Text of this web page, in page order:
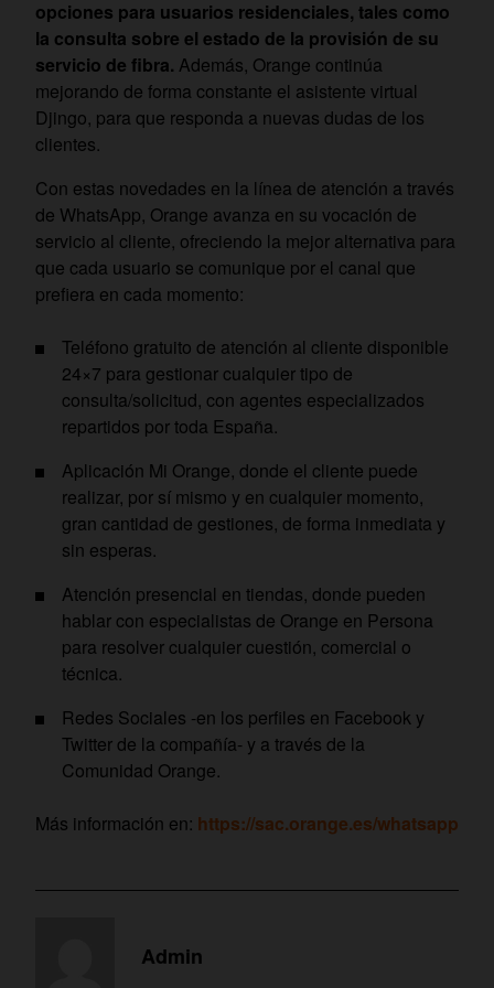
opciones para usuarios residenciales, tales como
la consulta sobre el estado de la provisión de su
servicio de fibra. Además, Orange continúa
mejorando de forma constante el asistente virtual
Djingo, para que responda a nuevas dudas de los
clientes.
Con estas novedades en la línea de atención a través
de WhatsApp, Orange avanza en su vocación de
servicio al cliente, ofreciendo la mejor alternativa para
que cada usuario se comunique por el canal que
prefiera en cada momento:
Teléfono gratuito de atención al cliente disponible
24×7 para gestionar cualquier tipo de
consulta/solicitud, con agentes especializados
repartidos por toda España.
Aplicación Mi Orange, donde el cliente puede
realizar, por sí mismo y en cualquier momento,
gran cantidad de gestiones, de forma inmediata y
sin esperas.
Atención presencial en tiendas, donde pueden
hablar con especialistas de Orange en Persona
para resolver cualquier cuestión, comercial o
técnica.
Redes Sociales -en los perfiles en Facebook y
Twitter de la compañía- y a través de la
Comunidad Orange.
Más información en: https://sac.orange.es/whatsapp
Admin